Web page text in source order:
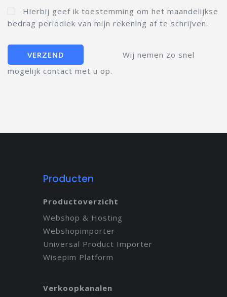
Hierbij geef ik toestemming om het maandelijkse
bedrag periodiek van mijn rekening af te schrijven.
Wij nemen zo snel
mogelijk contact met u op.
Producten
Productoverzicht
Webshop & Hosting
Webshopimporter
Universal Product Importer
Wisepim Platform
Verkoopkanalen